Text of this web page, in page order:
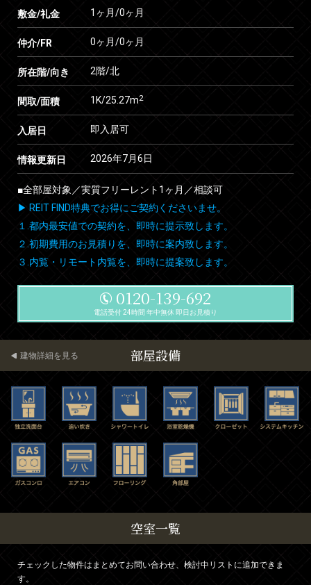
敷金/礼金 1ヶ月/0ヶ月
仲介/FR 0ヶ月/0ヶ月
所在階/向き 2階/北
間取/面積 1K/25.27m2
入居日 即入居可
情報更新日 2026年7月6日
■全部屋対象／実質フリーレント1ヶ月／相談可
▶ REIT FIND特典でお得にご契約くださいませ。
１.都内最安値での契約を、即時に提示致します。
２.初期費用のお見積りを、即時に案内致します。
３.内覧・リモート内覧を、即時に提案致します。
0120-139-692
電話受付 24時間 年中無休 即日お見積り
部屋設備
建物詳細を見る
空室一覧
チェックした物件はまとめてお問い合わせ、検討中リストに追加できま
す。